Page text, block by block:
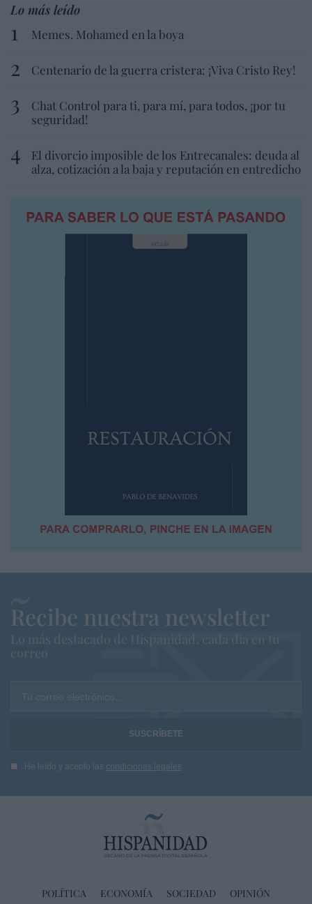
Lo más leído
Memes. Mohamed en la boya
Centenario de la guerra cristera: ¡Viva Cristo Rey!
Chat Control para ti, para mí, para todos, ¡por tu
seguridad!
El divorcio imposible de los Entrecanales: deuda al
alza, cotización a la baja y reputación en entredicho
Recibe nuestra newsletter
Lo más destacado de Hispanidad, cada dia en tu
correo
Tu correo electrónico...
He leído y acepto las condiciones legales
POLÍTICA ECONOMÍA SOCIEDAD OPINIÓN